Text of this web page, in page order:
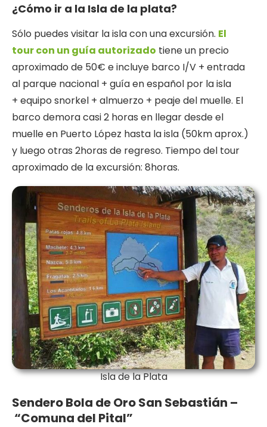
¿Cómo ir a la Isla de la plata?
Sólo puedes visitar la isla con una excursión. El
tour con un guía autorizado tiene un precio
aproximado de 50€ e incluye barco I/V + entrada
al parque nacional + guía en español por la isla
+ equipo snorkel + almuerzo + peaje del muelle. El
barco demora casi 2 horas en llegar desde el
muelle en Puerto López hasta la isla (50km aprox.)
y luego otras 2horas de regreso. Tiempo del tour
aproximado de la excursión: 8horas.
Isla de la Plata
Sendero Bola de Oro San Sebastián –
“Comuna del Pital”